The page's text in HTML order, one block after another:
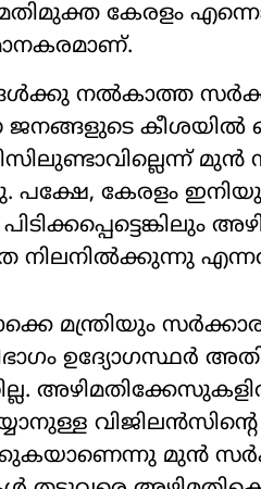
കേരളം
നൽകാത്ത
ജനങ്ങളുടെ
മുൻ
കേരളം
നിലനിൽക്കുന്നു
മന്ത്രിയും
ഉദ്യോഗസ്ഥർ
മുൻ